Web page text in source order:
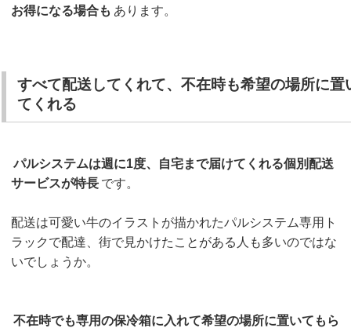
お得になる場合も あります。
すべて配送してくれて、不在時も希望の場所に置
てくれる
パルシステムは週に1度、自宅まで届けてくれる個別配送
サービスが特長 です。
配送は可愛い牛のイラストが描かれたパルシステム専用ト
ラックで配達、街で見かけたことがある人も多いのではな
いでしょうか。
不在時でも専用の保冷箱に入れて希望の場所に置いてもら